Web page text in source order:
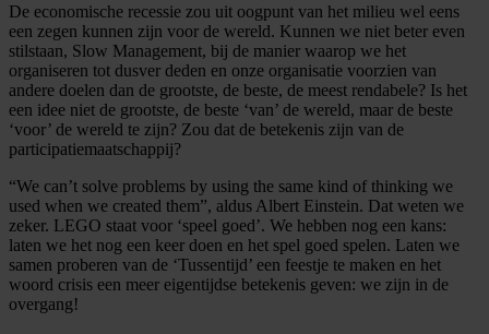
De economische recessie zou uit oogpunt van het milieu wel eens
een zegen kunnen zijn voor de wereld. Kunnen we niet beter even
stilstaan, Slow Management, bij de manier waarop we het
organiseren tot dusver deden en onze organisatie voorzien van
andere doelen dan de grootste, de beste, de meest rendabele? Is het
een idee niet de grootste, de beste ‘van’ de wereld, maar de beste
‘voor’ de wereld te zijn? Zou dat de betekenis zijn van de
participatiemaatschappij?
“We can’t solve problems by using the same kind of thinking we
used when we created them”, aldus Albert Einstein. Dat weten we
zeker. LEGO staat voor ‘speel goed’. We hebben nog een kans:
laten we het nog een keer doen en het spel goed spelen. Laten we
samen proberen van de ‘Tussentijd’ een feestje te maken en het
woord crisis een meer eigentijdse betekenis geven: we zijn in de
overgang!